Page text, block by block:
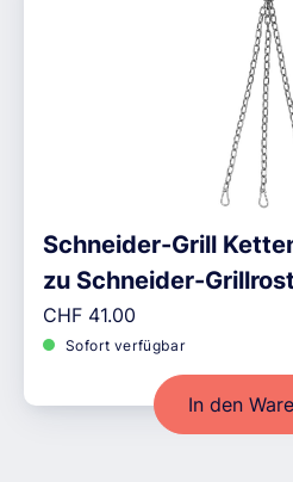
Schneider-Grill
zu Schneider-
Regulärer Preis:
CHF 41.00
Sofort verfügbar
In den